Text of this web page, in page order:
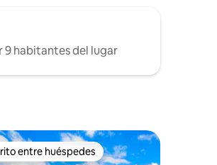
9 habitantes del lugar
entre los huéspedes más destacados
entre huéspedes